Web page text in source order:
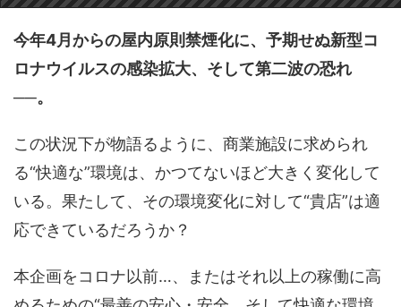
今年4月からの屋内原則禁煙化に、予期せぬ新型コ
ロナウイルスの感染拡大、そして第二波の恐れ
──。
この状況下が物語るように、商業施設に求められ
る“快適な”環境は、かつてないほど大きく変化して
いる。果たして、その環境変化に対して“貴店”は適
応できているだろうか？
本企画をコロナ以前…、またはそれ以上の稼働に高